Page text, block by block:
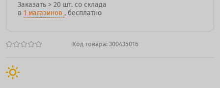
Код товара: 300435016
Заказать > 20 шт. со склада
в 1 магазинов , бесплатно